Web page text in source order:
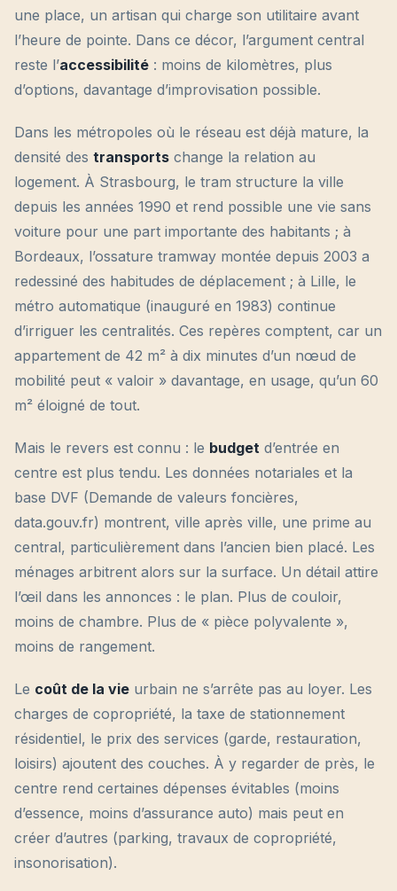
une place, un artisan qui charge son utilitaire avant
l’heure de pointe. Dans ce décor, l’argument central
reste l’accessibilité : moins de kilomètres, plus
d’options, davantage d’improvisation possible.
Dans les métropoles où le réseau est déjà mature, la
densité des transports change la relation au
logement. À Strasbourg, le tram structure la ville
depuis les années 1990 et rend possible une vie sans
voiture pour une part importante des habitants ; à
Bordeaux, l’ossature tramway montée depuis 2003 a
redessiné des habitudes de déplacement ; à Lille, le
métro automatique (inauguré en 1983) continue
d’irriguer les centralités. Ces repères comptent, car un
appartement de 42 m² à dix minutes d’un nœud de
mobilité peut « valoir » davantage, en usage, qu’un 60
m² éloigné de tout.
Mais le revers est connu : le budget d’entrée en
centre est plus tendu. Les données notariales et la
base DVF (Demande de valeurs foncières,
data.gouv.fr) montrent, ville après ville, une prime au
central, particulièrement dans l’ancien bien placé. Les
ménages arbitrent alors sur la surface. Un détail attire
l’œil dans les annonces : le plan. Plus de couloir,
moins de chambre. Plus de « pièce polyvalente »,
moins de rangement.
Le coût de la vie urbain ne s’arrête pas au loyer. Les
charges de copropriété, la taxe de stationnement
résidentiel, le prix des services (garde, restauration,
loisirs) ajoutent des couches. À y regarder de près, le
centre rend certaines dépenses évitables (moins
d’essence, moins d’assurance auto) mais peut en
créer d’autres (parking, travaux de copropriété,
insonorisation).